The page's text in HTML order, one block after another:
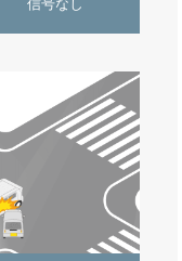
信号なし